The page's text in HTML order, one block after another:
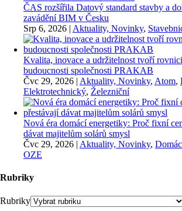
ČAS rozšířila Datový standard stavby a
zavádění BIM v Česku
Srp 6, 2026 | Aktuality, Novinky,
Kvalita, inovace a udržitelnost tvoří rovnici
budoucnosti společnosti PRAKAB
Čvc 29, 2026 | Aktuality, Novinky, Atom,
Elektrotechnický, Železniční
Nová éra domácí energetiky: Proč fixní
dávat majitelům solárů smysl
Čvc 29, 2026 | Aktuality, Novinky,
OZE
Rubriky
Rubriky